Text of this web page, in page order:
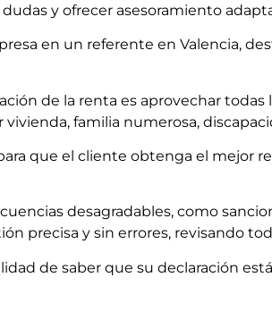
y ofrecer asesoramiento
en un referente en Valencia,
de la renta es aprovechar
familia numerosa,
que el cliente obtenga el mejor
desagradables, como
precisa y sin errores, revisando
de saber que su declaración